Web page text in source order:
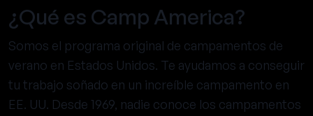
¿Qué es Camp America?
Somos el programa original de campamentos de
verano en Estados Unidos. Te ayudamos a conseguir
tu trabajo soñado en un increíble campamento en
EE. UU. Desde 1969, nadie conoce los campamentos